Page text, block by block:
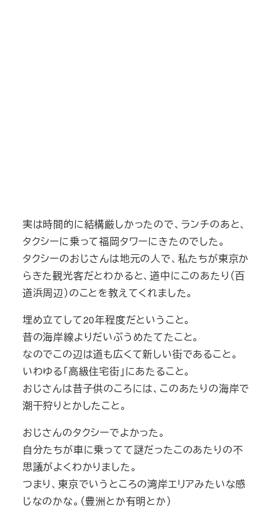
実は時間的に結構厳しかったので、ランチのあと、
タクシーに乗って福岡タワーにきたのでした。
タクシーのおじさんは地元の人で、私たちが東京か
らきた観光客だとわかると、道中にこのあたり（百
道浜周辺）のことを教えてくれました。
埋め立てして20年程度だということ。
昔の海岸線よりだいぶうめたてたこと。
なのでこの辺は道も広くて新しい街であること。
いわゆる「高級住宅街」にあたること。
おじさんは昔子供のころには、このあたりの海岸で
潮干狩りとかしたこと。
おじさんのタクシーでよかった。
自分たちが車に乗ってて謎だったこのあたりの不
思議がよくわかりました。
つまり、東京でいうところの湾岸エリアみたいな感
じなのかな。（豊洲とか有明とか）